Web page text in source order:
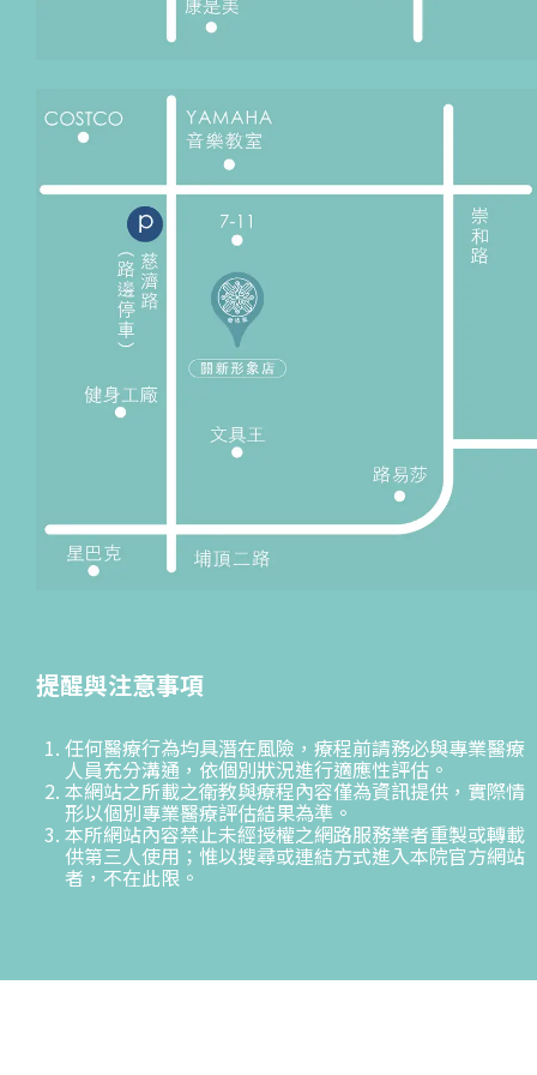
提醒與注意事項
任何醫療行為均具潛在風險，療程前請務必與專業醫療
人員充分溝通，依個別狀況進行適應性評估。
本網站之所載之衛教與療程內容僅為資訊提供，實際情
形以個別專業醫療評估結果為準。
本所網站內容禁止未經授權之網路服務業者重製或轉載
供第三人使用；惟以搜尋或連結方式進入本院官方網站
者，不在此限。